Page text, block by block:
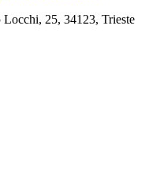
25, 34123, Trieste